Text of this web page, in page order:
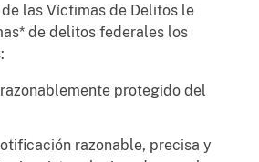
las Víctimas de Delitos le
de delitos federales los
protegido del
razonable, precisa y